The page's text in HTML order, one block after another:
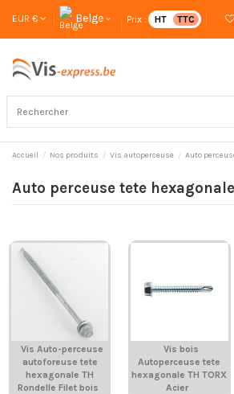
EUR € Belge Prix : HT TTC
Accueil Nos produits Vis autoperceuse Auto
Auto perceuse tete hexagonale
Vis Auto-perceuse
autoforeuse tete
hexagonale TH
Rondelle Filet bois
Vis bois
Autoperceuse tete
hexagonale TH TORX
Acier